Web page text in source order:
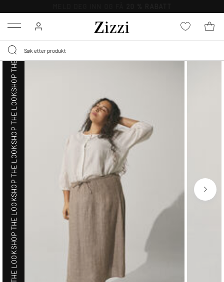
Menu
SHOP THE LOOK
SHOP THE LOOK
SHOP THE LOOK
SHOP THE LOOK
SHOP THE LOOK